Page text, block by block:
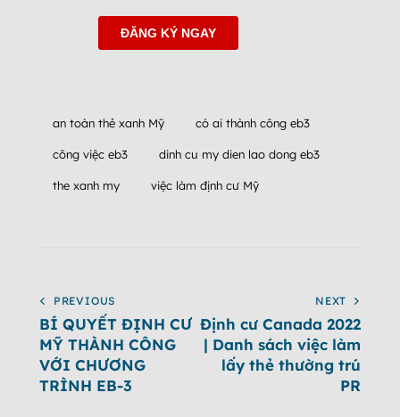
an toàn thẻ xanh Mỹ có ai thành công eb3
công việc eb3 dinh cu my dien lao dong eb3
the xanh my việc làm định cư Mỹ
PREVIOUS
BÍ QUYẾT ĐỊNH CƯ
MỸ THÀNH CÔNG
VỚI CHƯƠNG
TRÌNH EB-3
NEXT
Định cư Canada 2022
| Danh sách việc làm
lấy thẻ thường trú
PR